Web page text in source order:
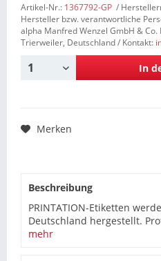
Artikel-Nr.: 1367792-GP /
Hersteller bzw. verantwortliche
alpha Manfred Wenzel GmbH & Co.
Trierweiler, Deutschland / Kontakt:
In
Merken
Beschreibung
PRINTATION-Etiketten
Deutschland hergestellt.
mehr